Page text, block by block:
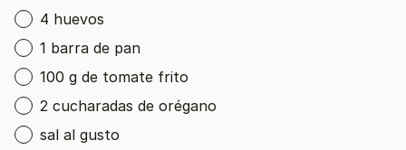
4 huevos
1 barra de pan
100 g de tomate frito
2 cucharadas de orégano
sal al gusto